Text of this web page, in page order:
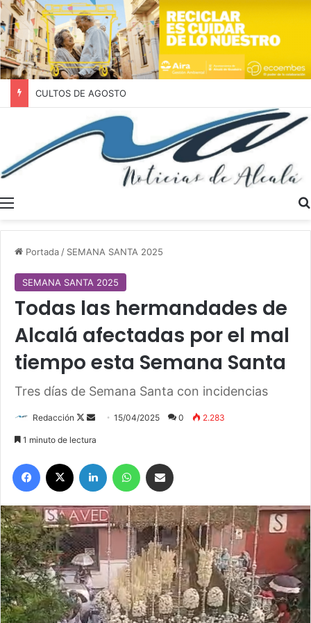
CULTOS DE AGOSTO
Portada / SEMANA SANTA 2025
SEMANA SANTA 2025
Todas las hermandades de
Alcalá afectadas por el mal
tiempo esta Semana Santa
Tres días de Semana Santa con incidencias
Redacción
F
l
o
o
n
X
d
a
e
m
15/04/2025 0 2.283
1 minuto de lectura